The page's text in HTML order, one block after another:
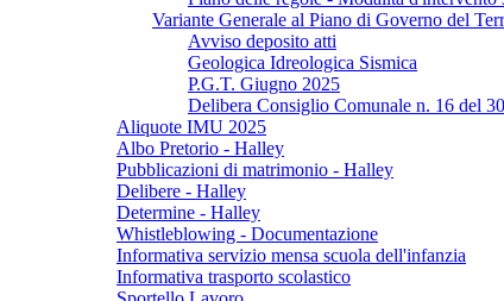
Variante Generale al Piano di Governo del
Avviso deposito atti
Geologica Idreologica Sismica
P.G.T. Giugno 2025
Delibera Consiglio Comunale n. 16 del
Aliquote IMU 2025
Albo Pretorio - Halley
Pubblicazioni di matrimonio - Halley
Delibere - Halley
Determine - Halley
Whistleblowing - Documentazione
Informativa servizio mensa scuola dell'infanzia
Informativa trasporto scolastico